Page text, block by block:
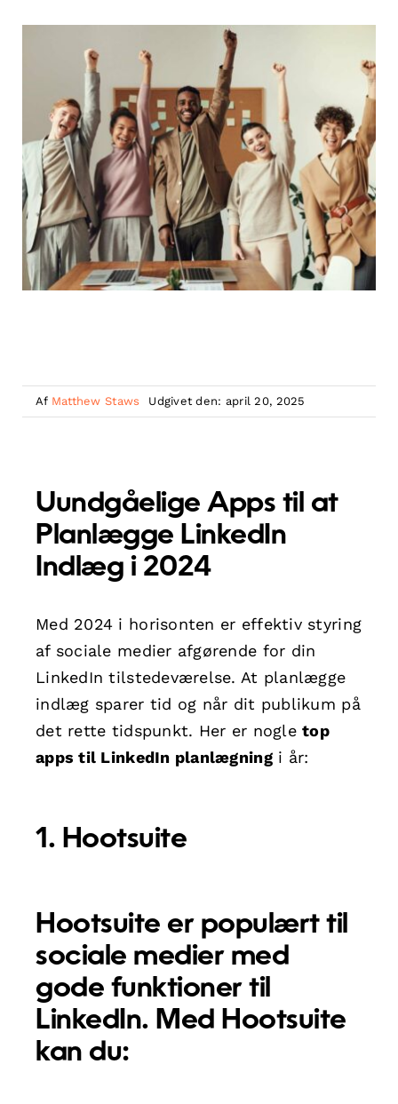
Af Matthew Staws Udgivet den: april 20, 2025
Uundgåelige Apps til at
Planlægge LinkedIn
Indlæg i 2024
Med 2024 i horisonten er effektiv styring
af sociale medier afgørende for din
LinkedIn tilstedeværelse. At planlægge
indlæg sparer tid og når dit publikum på
det rette tidspunkt. Her er nogletop
apps til LinkedIn planlægningi år:
1. Hootsuite
Hootsuite er populært til
sociale medier med
gode funktioner til
LinkedIn. Med Hootsuite
kan du: